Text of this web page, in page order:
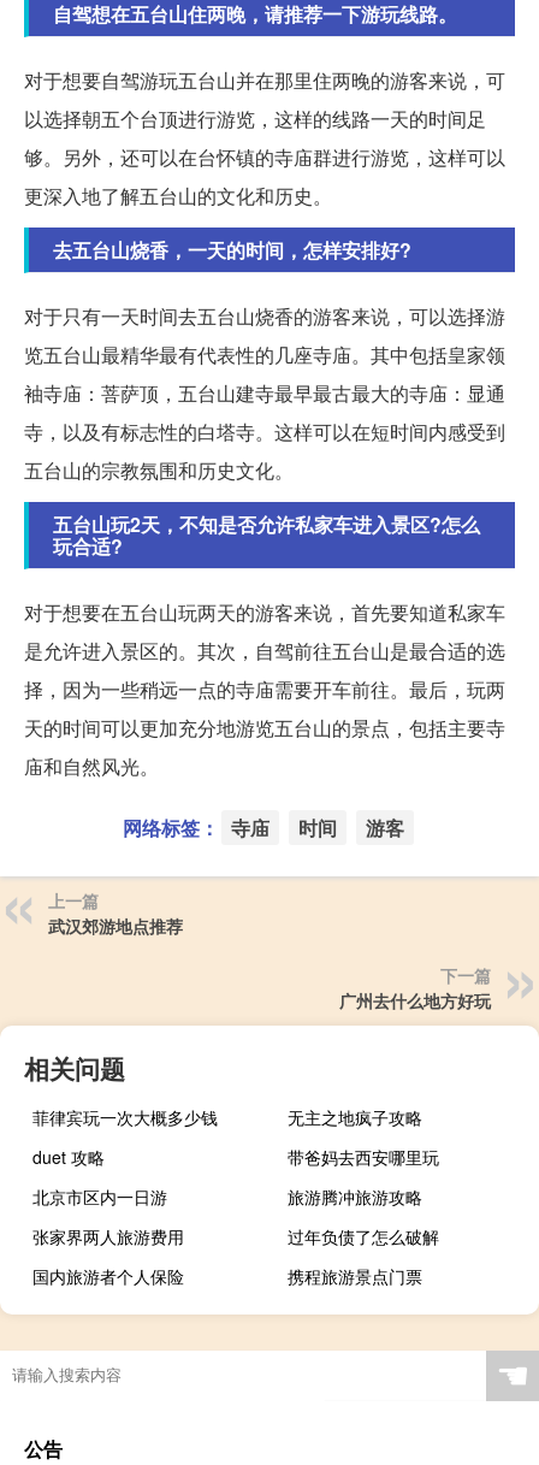
自驾想在五台山住两晚，请推荐一下游玩线路。
对于想要自驾游玩五台山并在那里住两晚的游客来说，可
以选择朝五个台顶进行游览，这样的线路一天的时间足
够。另外，还可以在台怀镇的寺庙群进行游览，这样可以
更深入地了解五台山的文化和历史。
去五台山烧香，一天的时间，怎样安排好?
对于只有一天时间去五台山烧香的游客来说，可以选择游
览五台山最精华最有代表性的几座寺庙。其中包括皇家领
袖寺庙：菩萨顶，五台山建寺最早最古最大的寺庙：显通
寺，以及有标志性的白塔寺。这样可以在短时间内感受到
五台山的宗教氛围和历史文化。
五台山玩2天，不知是否允许私家车进入景区?怎么
玩合适?
对于想要在五台山玩两天的游客来说，首先要知道私家车
是允许进入景区的。其次，自驾前往五台山是最合适的选
择，因为一些稍远一点的寺庙需要开车前往。最后，玩两
天的时间可以更加充分地游览五台山的景点，包括主要寺
庙和自然风光。
网络标签： 寺庙 时间 游客
上一篇
武汉郊游地点推荐
下一篇
广州去什么地方好玩
相关问题
菲律宾玩一次大概多少钱
无主之地疯子攻略
duet 攻略
带爸妈去西安哪里玩
北京市区内一日游
旅游腾冲旅游攻略
张家界两人旅游费用
过年负债了怎么破解
国内旅游者个人保险
携程旅游景点门票
☚
公告